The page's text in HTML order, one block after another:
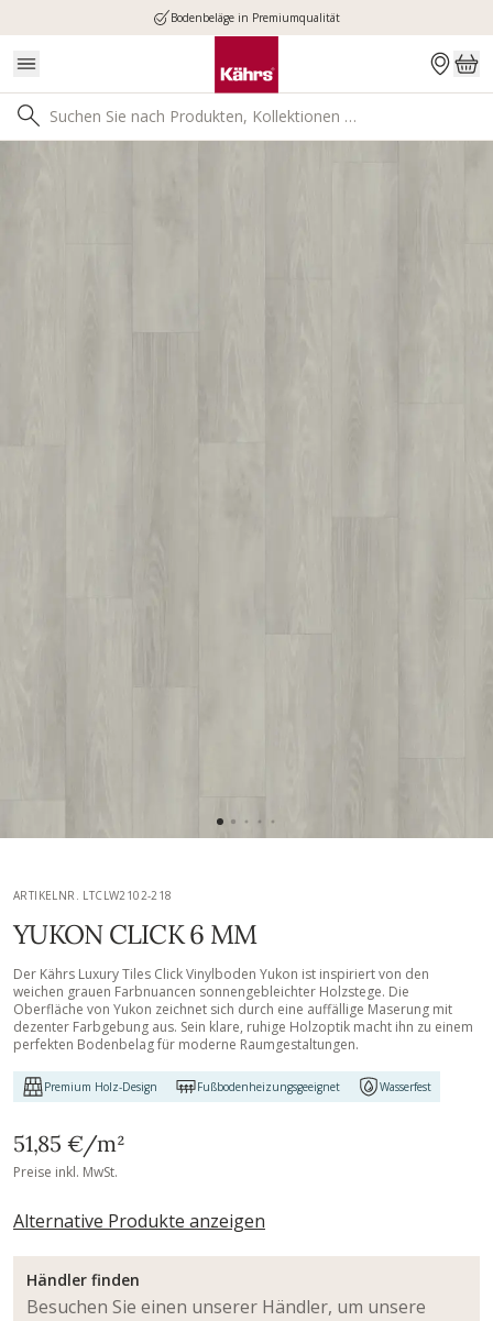
Bodenbeläge in Premiumqualität
ARTIKELNR. LTCLW2102-218
YUKON CLICK 6 MM
Der Kährs Luxury Tiles Click Vinylboden Yukon ist inspiriert von den
weichen grauen Farbnuancen sonnengebleichter Holzstege. Die
Oberfläche von Yukon zeichnet sich durch eine auffällige Maserung mit
dezenter Farbgebung aus. Sein klare, ruhige Holzoptik macht ihn zu einem
perfekten Bodenbelag für moderne Raumgestaltungen.
Premium Holz-Design Fußbodenheizungsgeeignet Wasserfest
51,85 €/m²
Preise inkl. MwSt.
Alternative Produkte anzeigen
Händler finden
Besuchen Sie einen unserer Händler, um unsere